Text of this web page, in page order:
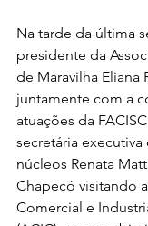
Na tarde da última
presidente da
de Maravilha Eliana
juntamente com a
atuações da
secretária
núcleos Renata
Chapecó visitando
Comercial e